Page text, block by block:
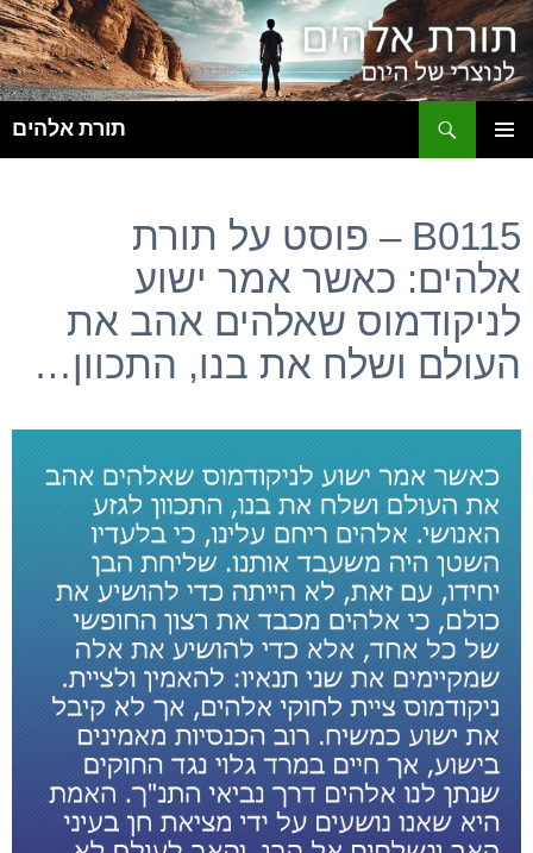
תורת אלהים
B0115 – פוסט על תורת
אלהים: כאשר אמר ישוע
לניקודמוס שאלהים אהב את
העולם ושלח את בנו, התכוון…